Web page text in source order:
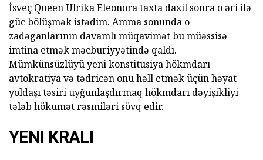
İsveç Queen Ulrika Eleonora taxta daxil sonra o əri ilə
güc bölüşmək istədim. Amma sonunda o
zadəganlarının davamlı müqavimət bu müəssisə
imtina etmək məcburiyyətində qaldı.
Mümkünsüzlüyü yeni konstitusiya hökmdarı
avtokratiya və tədricən onu həll etmək üçün həyat
yoldaşı təsiri uyğunlaşdırmaq hökmdarı dəyişikliyi
tələb hökumət rəsmiləri sövq edir.
YENI KRALI